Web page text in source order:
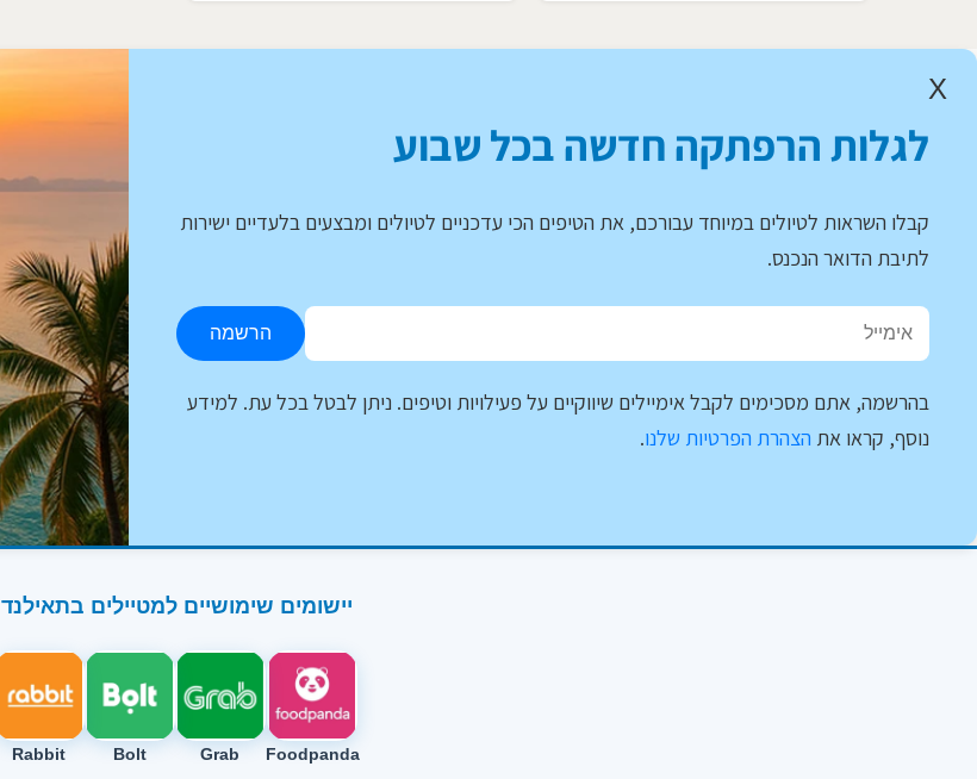
X
לגלות הרפתקה חדשה בכל שבוע
קבלו השראות לטיולים במיוחד עבורכם, את הטיפים הכי עדכניים לטיולים ומבצעים בלעדיים ישירות
לתיבת הדואר הנכנס.
הרשמה
בהרשמה, אתם מסכימים לקבל אימיילים שיווקיים על פעילויות וטיפים. ניתן לבטל בכל עת. למידע
נוסף, קראו את הצהרת הפרטיות שלנו.
יישומים שימושיים למטיילים בתאילנד
Foodpanda
Grab
Bolt
Rabbit